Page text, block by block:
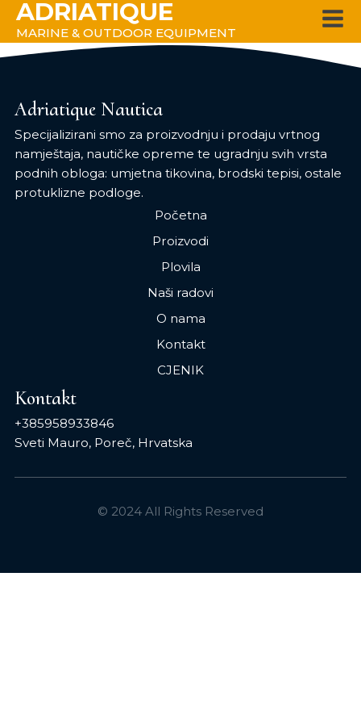
ADRIATIQUE
MARINE & OUTDOOR EQUIPMENT
Adriatique Nautica
Specijalizirani smo za proizvodnju i prodaju vrtnog
namještaja, nautičke opreme te ugradnju svih vrsta
podnih obloga: umjetna tikovina, brodski tepisi, ostale
protuklizne podloge.
Početna
Proizvodi
Plovila
Naši radovi
O nama
Kontakt
CJENIK
Kontakt
+385958933846
Sveti Mauro, Poreč, Hrvatska
© 2024 All Rights Reserved